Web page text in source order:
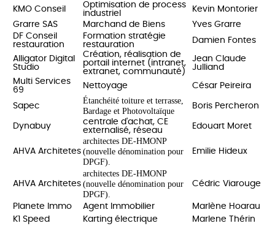
KMO Conseil
Optimisation de process
industriel
Kevin Montorier
Grarre SAS
Marchand de Biens
Yves Grarre
DF Conseil
restauration
Formation stratégie
restauration
Damien Fontes
Alligator Digital
Studio
Création, réalisation de
portail internet (intranet,
extranet, communauté)
Jean Claude
Julliand
Multi Services
69
Nettoyage César Peireira
Sapec
Étanchéité toiture et terrasse,
Bardage et Photovoltaïque
Boris Percheron
Dynabuy
centrale d'achat, CE
externalisé, réseau
Edouart Moret
AHVA Architetes
architectes DE-HMONP
(nouvelle dénomination pour
DPGF).
Emilie Hideux
AHVA Architetes
architectes DE-HMONP
(nouvelle dénomination pour
DPGF).
Cédric Viarouge
Planete Immo Agent Immobilier
Marlène Hoarau
K1 Speed
Karting électrique
Marlene Thérin